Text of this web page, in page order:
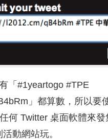
「#1yeartogo #TPE
」都算數，所以要
何 Twitter 桌面軟體來發
動網站玩。